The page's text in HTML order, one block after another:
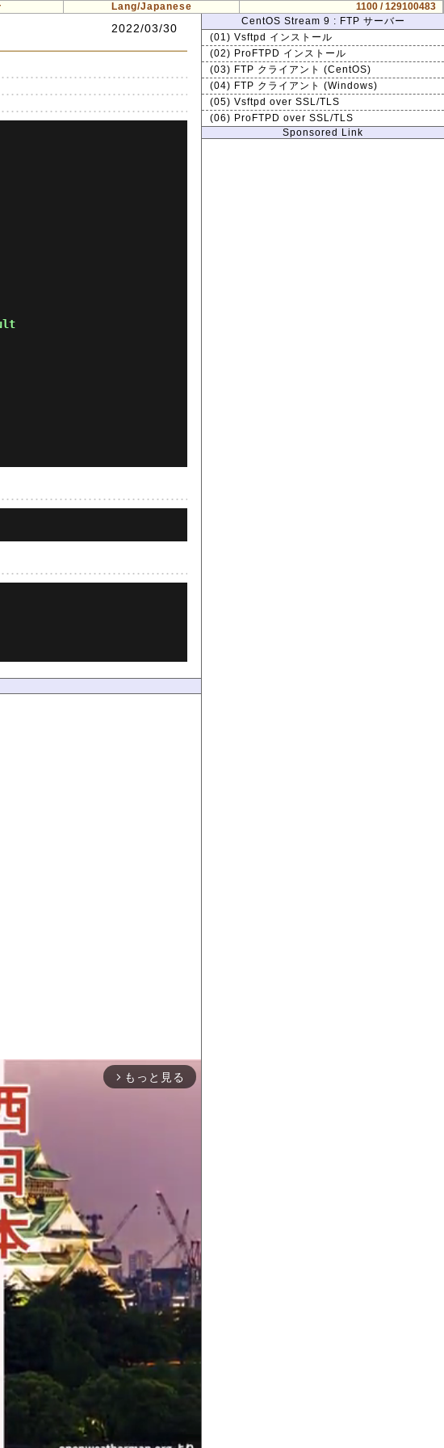
Lang/Japanese
1100 / 129100483
2022/03/30
arrow_forward_ios もっと見る
CentOS Stream 9 : FTP サーバー
(01) Vsftpd インストール
(02) ProFTPD インストール
(03) FTP クライアント (CentOS)
(04) FTP クライアント (Windows)
(05) Vsftpd over SSL/TLS
(06) ProFTPD over SSL/TLS
Sponsored Link